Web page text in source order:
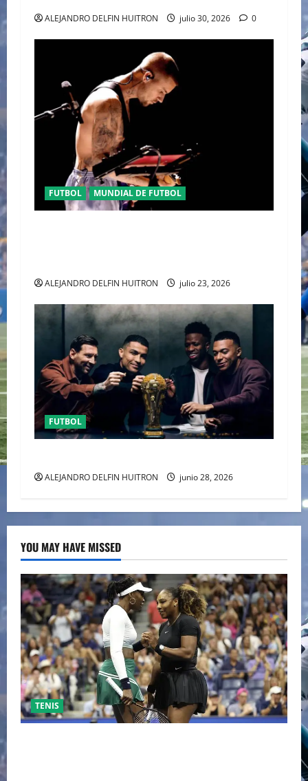
ALEJANDRO DELFIN HUITRON julio 30, 2026 0
FUTBOL MUNDIAL DE FUTBOL
ALEJANDRO DELFIN HUITRON julio 23, 2026
FUTBOL
ALEJANDRO DELFIN HUITRON junio 28, 2026
YOU MAY HAVE MISSED
TENIS